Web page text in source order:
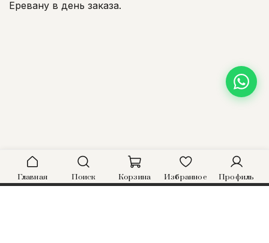
Еревану в день заказа.
Главная Поиск Корзина Избранное Профиль